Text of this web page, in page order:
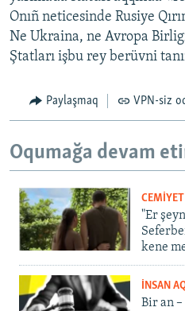
Onıñ neticesinde Rusiye
Ne Ukraina, ne Avropa
Ştatları işbu rey berüvni
Paylaşmaq VPN-siz
Oqumağa devam
CEMİYET
"Er
kene
İNSAN
Bir an –